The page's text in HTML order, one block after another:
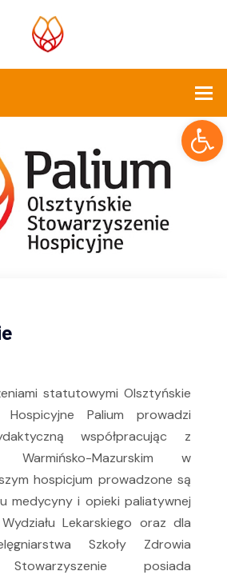
statutowymi Olsztyńskie
Hospicyjne Palium prowadzi
współpracując z
Warmińsko-Mazurskim w
hospicjum prowadzone są
medycyny i opieki paliatywnej
Lekarskiego oraz dla
Szkoły Zdrowia
Stowarzyszenie posiada